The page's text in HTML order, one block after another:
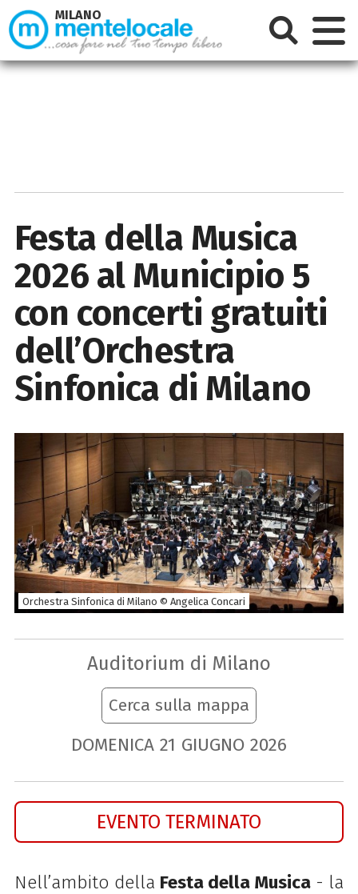
Festa della Musica
2026 al Municipio 5
con concerti gratuiti
dell’Orchestra
Sinfonica di Milano
Orchestra Sinfonica di Milano © Angelica Concari
Auditorium di Milano
Cerca sulla mappa
DOMENICA 21 GIUGNO 2026
EVENTO TERMINATO
Nell’ambito della Festa della Musica- la
MILANO